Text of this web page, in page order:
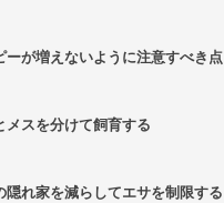
ーが増えないように注意すべき点
メスを分けて飼育する
隠れ家を減らしてエサを制限する